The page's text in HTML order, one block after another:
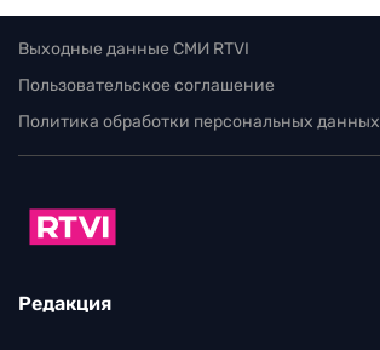
Выходные данные СМИ RTVI
Пользовательское соглашение
Политика обработки персональных данных
Редакция